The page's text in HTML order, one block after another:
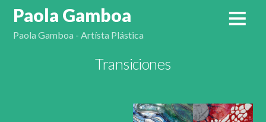
Paola Gamboa
Paola Gamboa - Artísta Plástica
Transiciones